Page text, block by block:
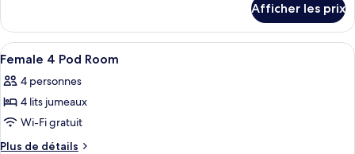
chambre :
8
Pod
Room
8
Pod
Room
Afficher les prix
Afficher
toutes
les
photos
pour
ce
Accès au Wi-Fi (inclus), literie fournie
4
Female 4 Pod Room
4 personnes
4 lits jumeaux
Wi-Fi gratuit
Plus de détails
Plus